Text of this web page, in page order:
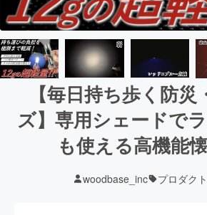
【毎日持ち歩く防災
ズ】専用シェードで
も使える高機能
woodbase_inc プロダクト